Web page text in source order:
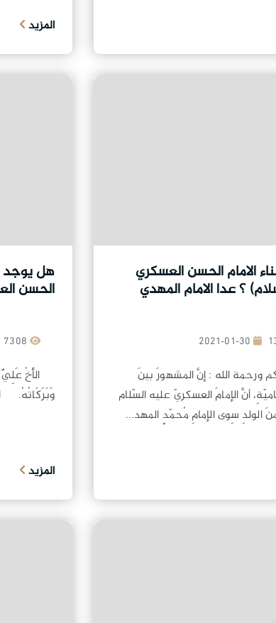
المزيد
الامام الحسن العسكري
؟ عدا الامام المهدي
2021-01-30
ورحمة الله : إنَّ المشهورَ بينَ
أنَّ الإمامَ العسكريّ عليه السّلام
الولدِ سِوى الإمامِ مُحمّدٍ المهد...
هل يوجد
الحسن
الأَخُ عَلِيٌّ
وَبَرَكَاتُهُ.
المزيد